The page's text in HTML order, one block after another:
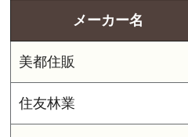
メーカー名
美都住販
住友林業